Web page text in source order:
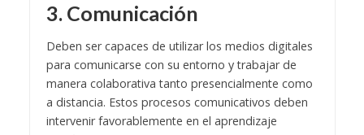
3. Comunicación
Deben ser capaces de utilizar los medios digitales
para comunicarse con su entorno y trabajar de
manera colaborativa tanto presencialmente como
a distancia. Estos procesos comunicativos deben
intervenir favorablemente en el aprendizaje